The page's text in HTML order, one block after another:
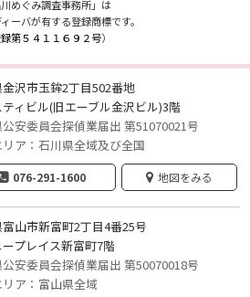
川めぐみ調査事務所」は
ーバが有する登録商標です。
第５４１１６９２号）
沢市玉鉾2丁目502番地
ティビル(旧エーブル金沢ビル)3階
安委員会探偵業届出 第51070021号
ア：石川県全域及び全国
076-291-1600 地図をみる
山市新富町2丁目4番25号
プレイス新富町7階
安委員会探偵業届出 第50070018号
ア：富山県全域